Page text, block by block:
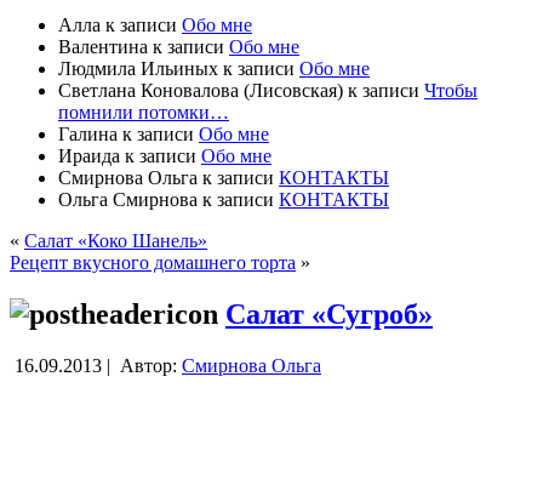
Алла к записи Обо мне
Валентина к записи Обо мне
Людмила Ильиных к записи Обо мне
Светлана Коновалова (Лисовская) к записи Чтобы
помнили потомки…
Галина к записи Обо мне
Ираида к записи Обо мне
Смирнова Ольга к записи КОНТАКТЫ
Ольга Смирнова к записи КОНТАКТЫ
« Салат «Коко Шанель»
Рецепт вкусного домашнего торта »
Салат «Сугроб»
16.09.2013 | Автор: Смирнова Ольга